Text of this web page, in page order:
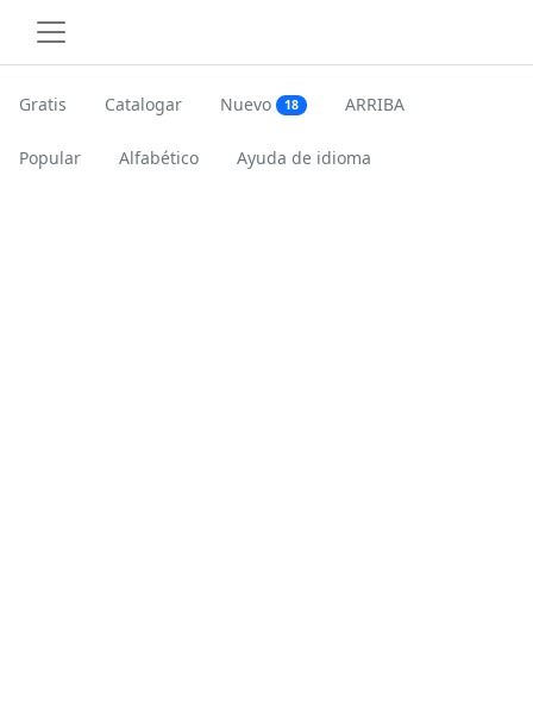
Gratis Catalogar Nuevo 18 ARRIBA
Popular Alfabético Ayuda de idioma